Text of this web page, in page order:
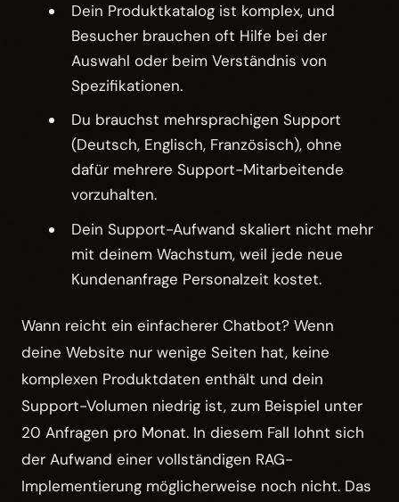
Dein Produktkatalog ist komplex, und
Besucher brauchen oft Hilfe bei der
Auswahl oder beim Verständnis von
Spezifikationen.
Du brauchst mehrsprachigen Support
(Deutsch, Englisch, Französisch), ohne
dafür mehrere Support-Mitarbeitende
vorzuhalten.
Dein Support-Aufwand skaliert nicht mehr
mit deinem Wachstum, weil jede neue
Kundenanfrage Personalzeit kostet.
Wann reicht ein einfacherer Chatbot? Wenn
deine Website nur wenige Seiten hat, keine
komplexen Produktdaten enthält und dein
Support-Volumen niedrig ist, zum Beispiel unter
20 Anfragen pro Monat. In diesem Fall lohnt sich
der Aufwand einer vollständigen RAG-
Implementierung möglicherweise noch nicht. Das